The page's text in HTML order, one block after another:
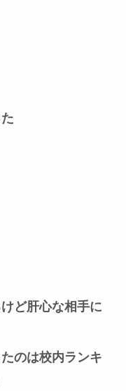
ど肝心な相手に
のは校内ランキ